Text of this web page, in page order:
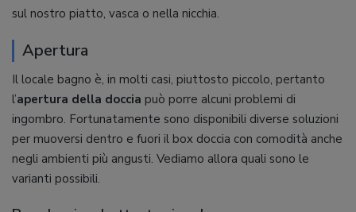
sul nostro piatto, vasca o nella nicchia.
Apertura
Il locale bagno è, in molti casi, piuttosto piccolo, pertanto
l’apertura della doccia può porre alcuni problemi di
ingombro. Fortunatamente sono disponibili diverse soluzioni
per muoversi dentro e fuori il box doccia con comodità anche
negli ambienti più angusti. Vediamo allora quali sono le
varianti possibili.